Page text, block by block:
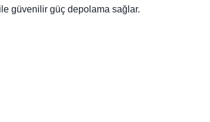
güvenilir güç depolama sağlar.